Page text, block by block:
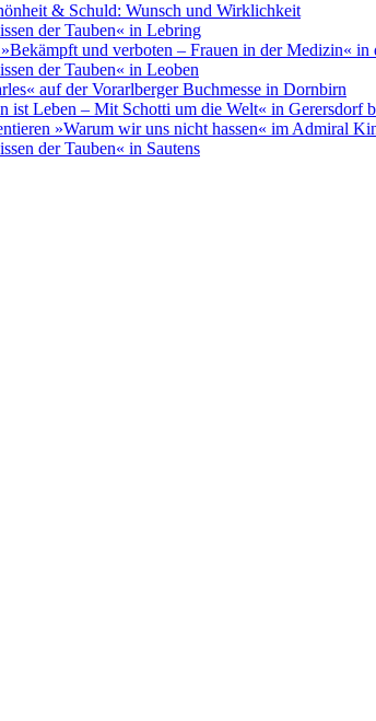
& Schuld: Wunsch und Wirklichkeit
der Tauben« in Lebring
und verboten – Frauen in der Medizin«
der Tauben« in Leoben
auf der Vorarlberger Buchmesse in Dornbirn
ist Leben – Mit Schotti um die Welt« in Gerersdorf
»Warum wir uns nicht hassen« im Admiral
der Tauben« in Sautens